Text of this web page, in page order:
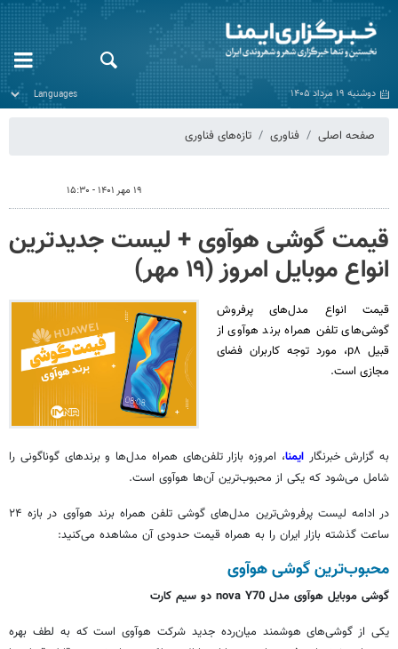
دوشنبه ۱۹ مرداد ۱۴۰۵
صفحه اصلی فناوری تازه‌های فناوری
۱۹ مهر ۱۴۰۱ - ۱۵:۳۰
قیمت گوشی هوآوی + لیست جدیدترین
انواع موبایل امروز (۱۹ مهر)
قیمت انواع مدل‌های پرفروش
گوشی‌های تلفن‌ همراه برند هوآوی از
قبیل p۸، مورد توجه کاربران فضای
مجازی است.
به گزارش خبرنگار ایمنا، امروزه بازار تلفن‌های همراه مدل‌ها و برندهای گوناگونی را
شامل می‌شود که یکی از محبوب‌ترین آن‌ها هوآوی است.
در ادامه لیست پرفروش‌ترین مدل‌های گوشی تلفن همراه برند هوآوی در بازه ۲۴
ساعت گذشته بازار ایران را به همراه قیمت حدودی آن مشاهده می‌کنید:
محبوب‌ترین گوشی هوآوی
گوشی موبایل هوآوی مدل nova Y70 دو سیم کارت
یکی از گوشی‌های هوشمند میان‌رده جدید شرکت هوآوی است که به لطف بهره